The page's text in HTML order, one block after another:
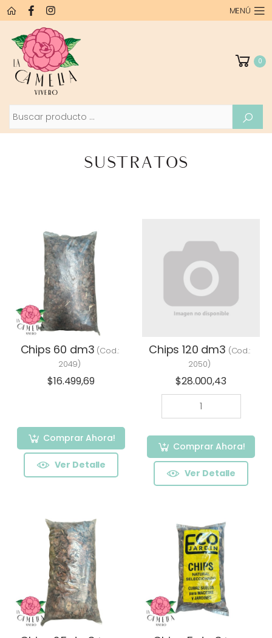
MENÚ
0
Buscar
SUSTRATOS
Chips 60 dm3 (Cod.:
2049)
$16.499,69
Comprar Ahora!
Ver Detalle
Chips 120 dm3 (Cod.:
2050)
$28.000,43
Comprar Ahora!
Ver Detalle